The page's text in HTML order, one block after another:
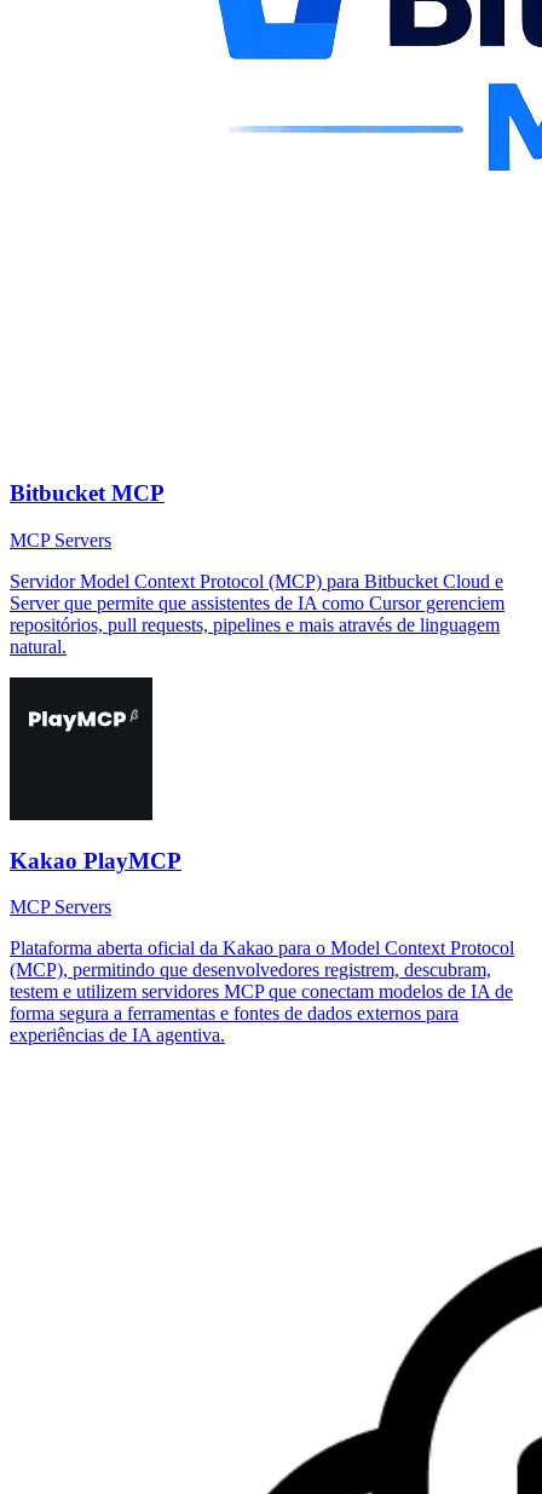
Bitbucket MCP
MCP Servers
Servidor Model Context Protocol (MCP) para Bitbucket Cloud e
Server que permite que assistentes de IA como Cursor gerenciem
repositórios, pull requests, pipelines e mais através de linguagem
natural.
Kakao PlayMCP
MCP Servers
Plataforma aberta oficial da Kakao para o Model Context Protocol
(MCP), permitindo que desenvolvedores registrem, descubram,
testem e utilizem servidores MCP que conectam modelos de IA de
forma segura a ferramentas e fontes de dados externos para
experiências de IA agentiva.